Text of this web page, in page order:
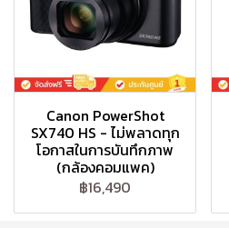
Canon PowerShot
SX740 HS - ไม่พลาดทุก
โอกาสในการบันทึกภาพ
(กล้องคอมแพค)
฿16,490